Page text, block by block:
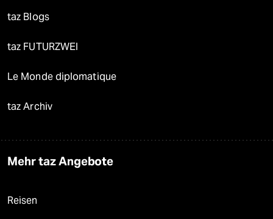
taz Blogs
taz FUTURZWEI
Le Monde diplomatique
taz Archiv
Mehr taz Angebote
Reisen